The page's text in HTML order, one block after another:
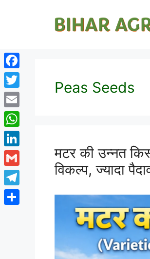
Peas Seeds
मटर की उन्नत
विकल्प, ज्यादा
Facebook
Twitter
Email
WhatsApp
LinkedIn
Gmail
Telegram